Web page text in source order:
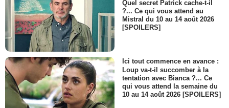
Quel secret Patrick cache-t-il
?... Ce qui vous attend au
Mistral du 10 au 14 août 2026
[SPOILERS]
Ici tout commence en avance :
Loup va-t-il succomber à la
tentation avec Bianca ?... Ce
qui vous attend la semaine du
10 au 14 août 2026 [SPOILERS]